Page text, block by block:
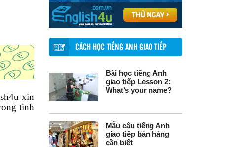
CÁCH HỌC TIẾNG ANH GIAO TIẾP
Bài học tiếng Anh
giao tiếp Lesson 2:
What’s your name?
Mẫu câu tiếng Anh
giao tiếp bán hàng
cần biết
xin
tình